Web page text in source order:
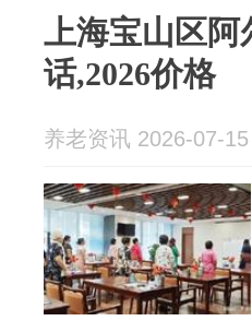
上海宝山区阿
话,2026价格
养老资讯 2026-07-15